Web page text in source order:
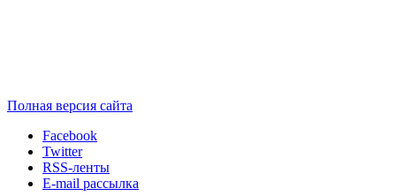
Полная версия сайта
Facebook
Twitter
RSS-ленты
E-mail рассылка